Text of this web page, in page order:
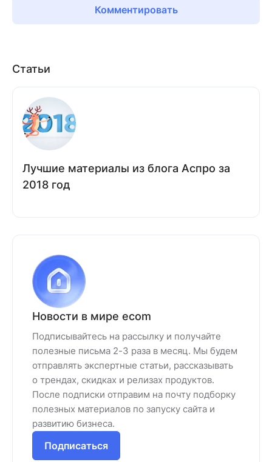
Комментировать
Статьи
Лучшие материалы из блога Аспро за
2018 год
Новости в мире ecom
Подписывайтесь на рассылку и получайте
полезные письма 2-3 раза в месяц. Мы будем
отправлять экспертные статьи, рассказывать
о трендах, скидках и релизах продуктов.
После подписки отправим на почту подборку
полезных материалов по запуску сайта и
развитию бизнеса.
Подписаться